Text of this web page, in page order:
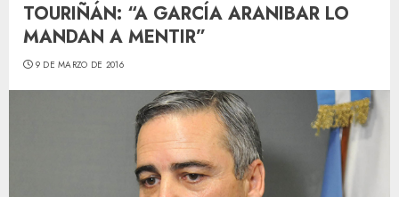
TOURIÑÁN: “A GARCÍA ARANIBAR LO
MANDAN A MENTIR”
9 DE MARZO DE 2016